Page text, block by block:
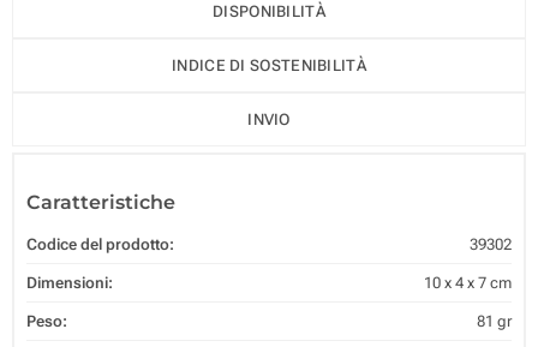
DISPONIBILITÀ
INDICE DI SOSTENIBILITÀ
INVIO
Caratteristiche
Codice del prodotto: 39302
Dimensioni: 10 x 4 x 7 cm
Peso: 81 gr